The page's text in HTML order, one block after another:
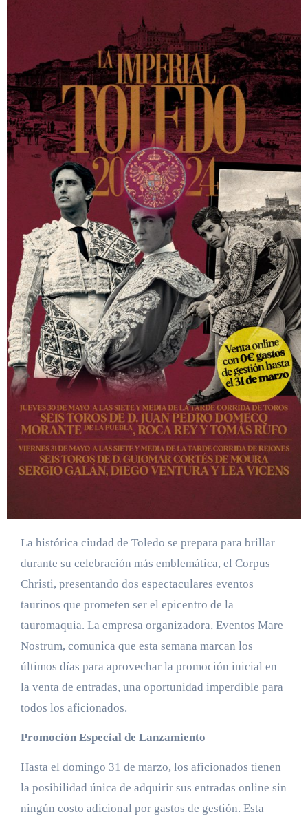
La histórica ciudad de Toledo se prepara para brillar
durante su celebración más emblemática, el Corpus
Christi, presentando dos espectaculares eventos
taurinos que prometen ser el epicentro de la
tauromaquia. La empresa organizadora, Eventos Mare
Nostrum, comunica que esta semana marcan los
últimos días para aprovechar la promoción inicial en
la venta de entradas, una oportunidad imperdible para
todos los aficionados.
Promoción Especial de Lanzamiento
Hasta el domingo 31 de marzo, los aficionados tienen
la posibilidad única de adquirir sus entradas online sin
ningún costo adicional por gastos de gestión. Esta